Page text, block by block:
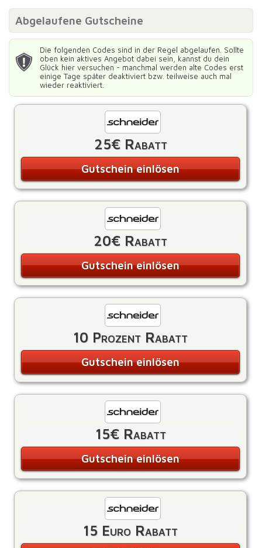
Abgelaufene Gutscheine
Die folgenden Codes sind in der Regel abgelaufen. Sollte
oben kein aktives Angebot dabei sein, kannst du dein
Glück hier versuchen - manchmal werden alte Codes erst
einige Tage später deaktiviert bzw. teilweise auch mal
wieder reaktiviert.
25€ Rabatt
Gutschein einlösen
20€ Rabatt
Gutschein einlösen
10 Prozent Rabatt
Gutschein einlösen
15€ Rabatt
Gutschein einlösen
15 Euro Rabatt